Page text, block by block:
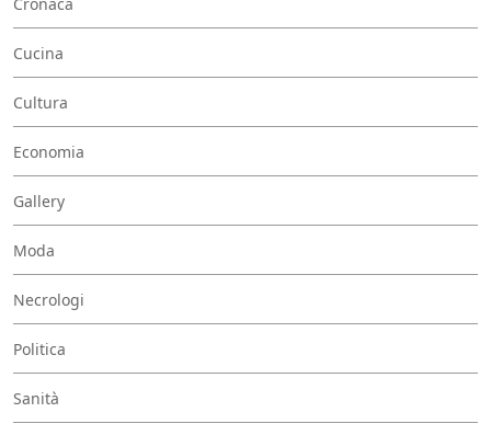
Cucina
Cultura
Economia
Gallery
Moda
Necrologi
Politica
Sanità